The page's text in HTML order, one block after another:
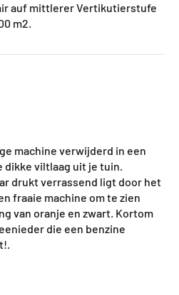
auf mittlerer Vertikutierstufe
m2.
machine verwijderd in een
dikke viltlaag uit je tuin.
drukt verrassend ligt door het
fraaie machine om te zien
van oranje en zwart. Kortom
die een benzine